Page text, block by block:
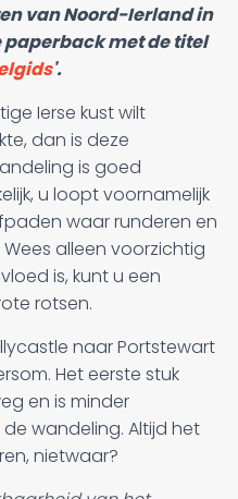
van Noord-Ierland in
paperback met de titel
'.
Ierse kust wilt
dan is deze
is goed
u loopt voornamelijk
waar runderen en
alleen voorzichtig
is, kunt u een
rotsen.
naar Portstewart
Het eerste stuk
en is minder
wandeling. Altijd het
nietwaar?